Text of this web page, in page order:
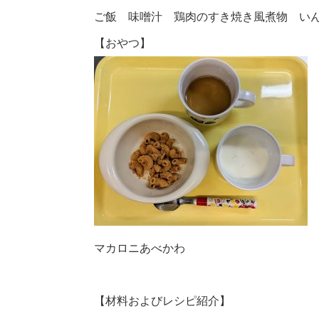
ご飯 味噌汁 鶏肉のすき焼き風煮物 いん
【おやつ】
マカロニあべかわ
【材料およびレシピ紹介】